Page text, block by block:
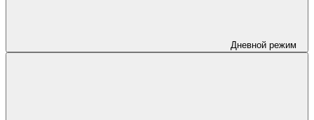
Дневной режим